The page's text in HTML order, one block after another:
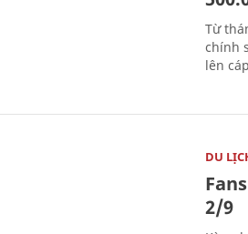
Từ
chính
lên
DU
2/9